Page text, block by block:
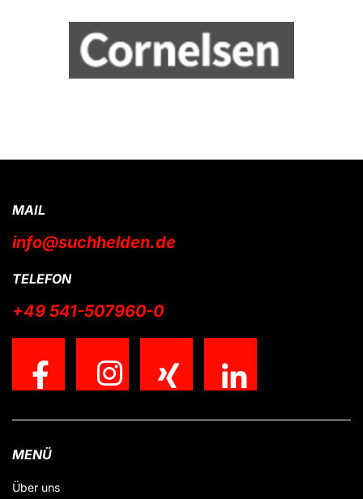
MAIL
info@suchhelden.de
TELEFON
+49 541-507960-0
MENÜ
Über uns